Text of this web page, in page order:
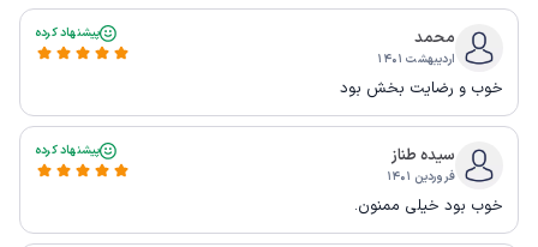
محمد
اردیبهشت ۱۴۰۱
پیشنهاد کرده
خوب و رضایت بخش بود
سیده طناز
فروردین ۱۴۰۱
پیشنهاد کرده
خوب بود خیلی ممنون.